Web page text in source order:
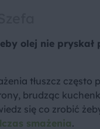
olej nie pryskał
tłuszcz często
brudząc
się co zrobić
smażenia.